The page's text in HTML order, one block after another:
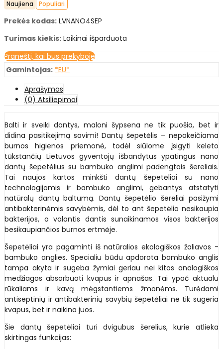
Naujiena Populiari
Prekės kodas: LVNANO4SEP
Turimas kiekis: Laikinai išparduota
Pranešti, kai bus prekyboje
Gamintojas: *EU*
Aprašymas
(0) Atsiliepimai
Balti ir sveiki dantys, maloni šypsena ne tik puošia, bet ir
didina pasitikėjimą savimi! Dantų šepetėlis – nepakeičiama
burnos higienos priemonė, todėl siūlome įsigyti keleto
tūkstančių Lietuvos gyventojų išbandytus ypatingus nano
dantų šepetėlius su bambuko anglimi padengtais šereliais.
Tai naujos kartos minkšti dantų šepetėliai su nano
technologijomis ir bambuko anglimi, gebantys atstatyti
natūralų dantų baltumą. Dantų šepetėlio šereliai pasižymi
antibakterinėmis savybėmis, dėl to ant šepetėlio nesikaupia
bakterijos, o valantis dantis sunaikinamos visos bakterijos
besikaupiančios burnos ertmėje.
Šepetėliai yra pagaminti iš natūralios ekologiškos žaliavos -
bambuko anglies. Specialiu būdu apdorota bambuko anglis
tampa akyta ir sugeba žymiai geriau nei kitos analogiškos
medžiagos absorbuoti kvapus ir apnašas. Tai ypač aktualu
rūkaliams ir kavą mėgstantiems žmonėms. Turėdami
antiseptinių ir antibakterinių savybių šepetėliai ne tik sugeria
kvapus, bet ir naikina juos.
Šie dantų šepetėliai turi dvigubus šerelius, kurie atlieka
skirtingas funkcijas: